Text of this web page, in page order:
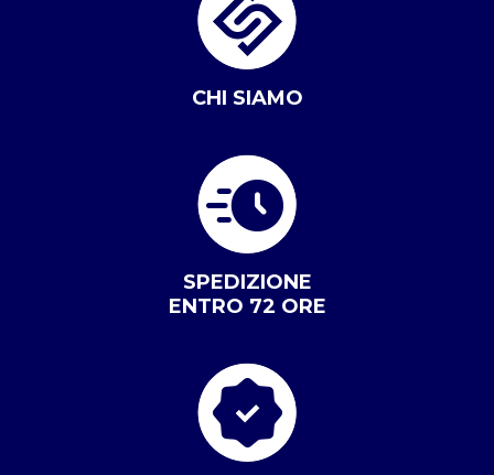
CHI SIAMO
SPEDIZIONE
ENTRO 72 ORE